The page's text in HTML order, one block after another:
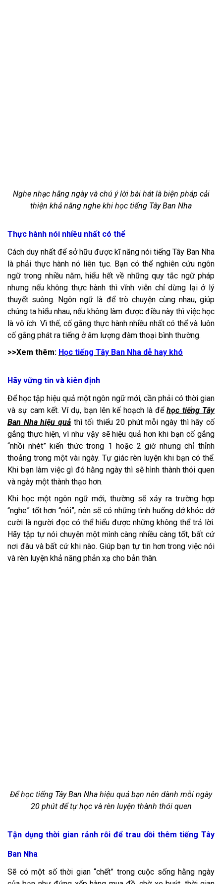
Nghe nhạc hằng ngày và chú ý lời bài hát là biện pháp cải
thiện khả năng nghe khi học tiếng Tây Ban Nha
Thực hành nói nhiều nhất có thể
Cách duy nhất để sở hữu được kĩ năng nói tiếng Tây Ban Nha
là phải thực hành nó liên tục. Bạn có thể nghiên cứu ngôn
ngữ trong nhiều năm, hiểu hết về những quy tắc ngữ pháp
nhưng nếu không thực hành thì vĩnh viễn chỉ dừng lại ở lý
thuyết suông. Ngôn ngữ là để trò chuyện cùng nhau, giúp
chúng ta hiểu nhau, nếu không làm được điều này thì việc học
là vô ích. Vì thế, cố gắng thực hành nhiều nhất có thể và luôn
cố gắng phát ra tiếng ở âm lượng đàm thoại bình thường.
>>Xem thêm: Học tiếng Tây Ban Nha dễ hay khó
Hãy vững tin và kiên định
Để học tập hiệu quả một ngôn ngữ mới, cần phải có thời gian
và sự cam kết. Ví dụ, bạn lên kế hoạch là đểhọc tiếng Tây
Ban Nha hiệu quả thì tối thiểu 20 phút mỗi ngày thì hãy cố
gắng thực hiện, vì như vậy sẽ hiệu quả hơn khi bạn cố gắng
“nhồi nhét” kiến thức trong 1 hoặc 2 giờ nhưng chỉ thỉnh
thoảng trong một vài ngày. Tự giác rèn luyện khi bạn có thể.
Khi bạn làm việc gì đó hằng ngày thì sẽ hình thành thói quen
và ngày một thành thạo hơn.
Khi học một ngôn ngữ mới, thường sẽ xảy ra trường hợp
“nghe” tốt hơn “nói”, nên sẽ có những tình huống dở khóc dở
cười là người đọc có thể hiểu được những không thể trả lời.
Hãy tập tự nói chuyện một mình càng nhiều càng tốt, bất cứ
nơi đâu và bất cứ khi nào. Giúp bạn tự tin hơn trong việc nói
và rèn luyện khả năng phản xạ cho bản thân.
Để học tiếng Tây Ban Nha hiệu quả bạn nên dành mỗi ngày
20 phút để tự học và rèn luyện thành thói quen
Tận dụng thời gian rảnh rỗi để trau dồi thêm tiếng Tây
Ban Nha
Sẽ có một số thời gian “chết” trong cuộc sống hằng ngày